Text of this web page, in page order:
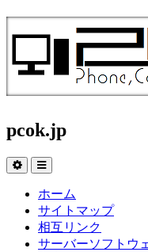
pcok.jp
ホーム
サイトマップ
相互リンク
サーバーソフトウ